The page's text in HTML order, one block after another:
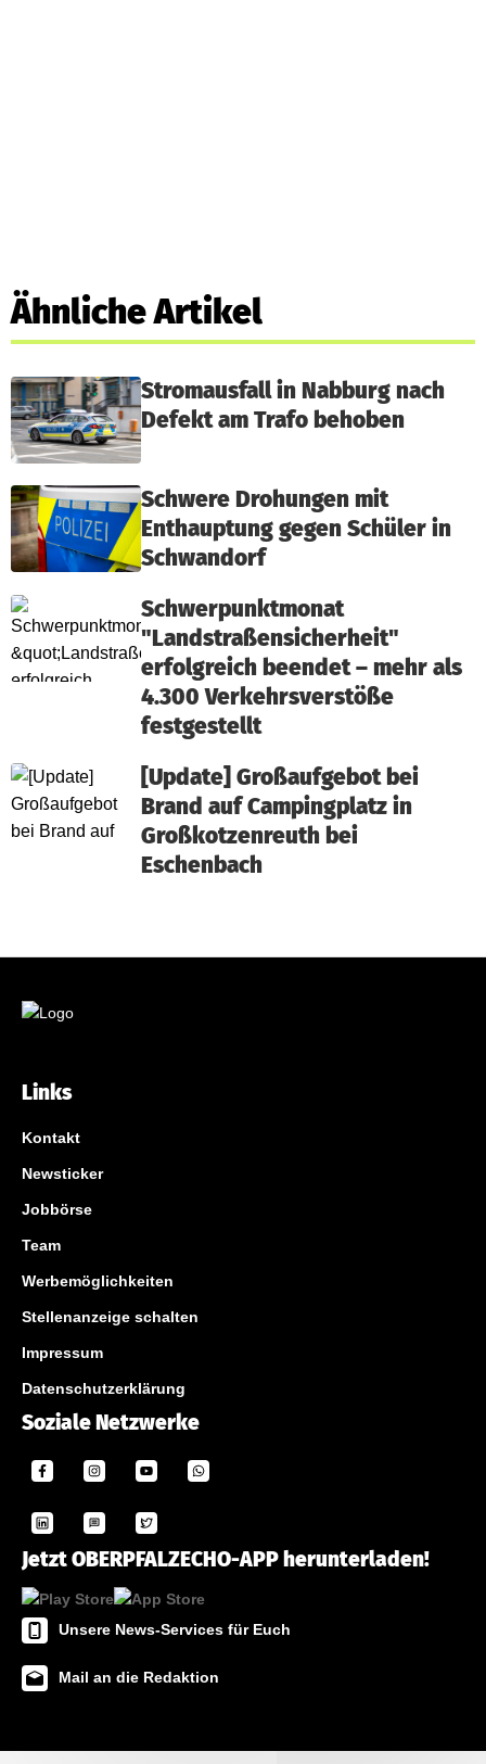
Ähnliche Artikel
Stromausfall in Nabburg nach
Defekt am Trafo behoben
Schwere Drohungen mit
Enthauptung gegen Schüler in
Schwandorf
Schwerpunktmonat
"Landstraßensicherheit"
erfolgreich beendet – mehr als
4.300 Verkehrsverstöße
festgestellt
[Update] Großaufgebot bei
Brand auf Campingplatz in
Großkotzenreuth bei
Eschenbach
Links
Kontakt
Newsticker
Jobbörse
Team
Werbemöglichkeiten
Stellenanzeige schalten
Impressum
Datenschutzerklärung
Soziale Netzwerke
Jetzt OBERPFALZECHO-APP herunterladen!
Unsere News-Services für Euch
Mail an die Redaktion